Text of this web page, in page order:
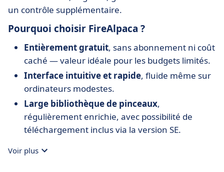
un contrôle supplémentaire.
Pourquoi choisir FireAlpaca ?
Entièrement gratuit, sans abonnement ni coût
caché — valeur idéale pour les budgets limités.
Interface intuitive et rapide, fluide même sur
ordinateurs modestes.
Large bibliothèque de pinceaux,
régulièrement enrichie, avec possibilité de
téléchargement inclus via la version SE.
professionnels
Voir plus